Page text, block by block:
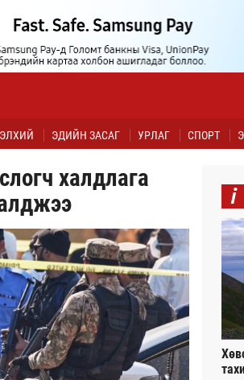
ЭДИЙН ЗАСАГ УРЛАГ СПОРТ
халдлага
i